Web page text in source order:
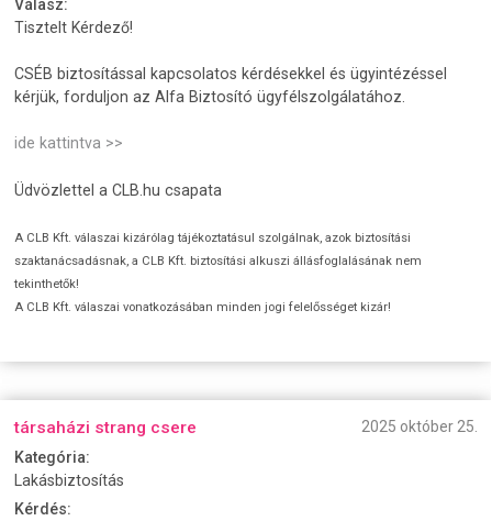
Válasz:
Tisztelt Kérdező!
CSÉB biztosítással kapcsolatos kérdésekkel és ügyintézéssel
kérjük, forduljon az Alfa Biztosító ügyfélszolgálatához.
ide kattintva >>
Üdvözlettel a CLB.hu csapata
A CLB Kft. válaszai kizárólag tájékoztatásul szolgálnak, azok biztosítási
szaktanácsadásnak, a CLB Kft. biztosítási alkuszi állásfoglalásának nem
tekinthetők!
A CLB Kft. válaszai vonatkozásában minden jogi felelősséget kizár!
társaházi strang csere
2025 október 25.
Kategória:
Lakásbiztosítás
Kérdés: